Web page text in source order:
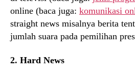
online (baca juga: komunikasi
straight news misalnya berita
jumlah suara pada pemilihan
2. Hard News